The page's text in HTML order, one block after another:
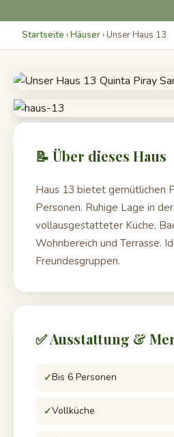
Startseite ›Häuser› Unser Haus 13
📝 Über dieses Haus
Haus 13 bietet gemütlichen
Personen. Ruhige Lage in
vollausgestatteter Küche,
Wohnbereich und Terrasse.
Freundesgruppen.
✅ Ausstattung &
Bis 6 Personen
Vollküche